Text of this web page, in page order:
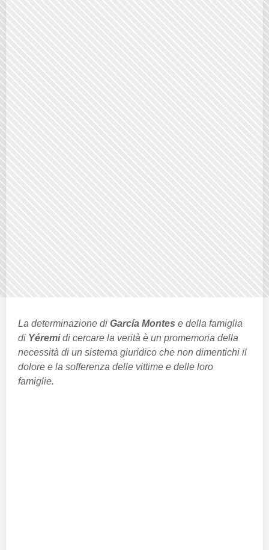
La determinazione di García Montes e della famiglia
di Yéremidi cercare la verità è un promemoria della
necessità di un sistema giuridico che non dimentichi il
dolore e la sofferenza delle vittime e delle loro
famiglie.